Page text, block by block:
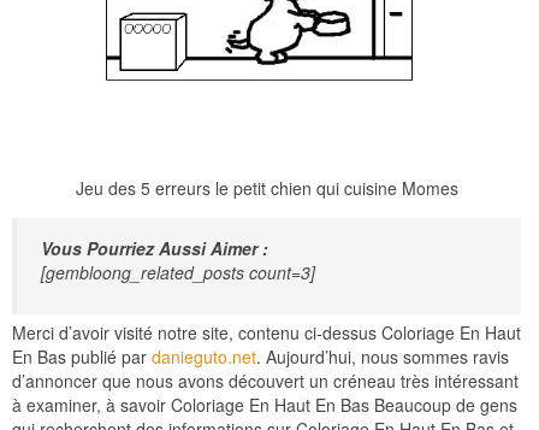
Jeu des 5 erreurs le petit chien qui cuisine Momes
Vous Pourriez Aussi Aimer :
[gembloong_related_posts count=3]
Merci d’avoir visité notre site, contenu ci-dessus Coloriage En Haut
En Bas publié par danieguto.net. Aujourd’hui, nous sommes ravis
d’annoncer que nous avons découvert un créneau très intéressant
à examiner, à savoir Coloriage En Haut En Bas Beaucoup de gens